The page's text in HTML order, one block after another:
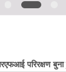
परिरक्षण